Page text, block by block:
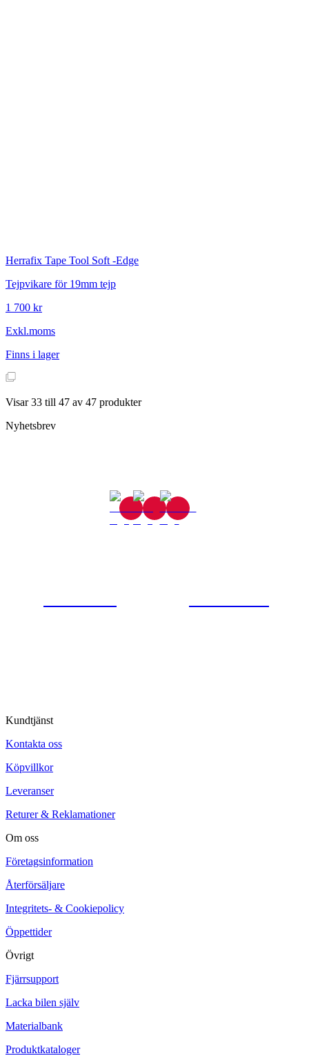
Herrafix Tape Tool Soft -Edge
Tejpvikare för 19mm tejp
1 700 kr
Exkl.moms
Finns i lager
Visar33 till 47 av 47 produkter
Nyhetsbrev
Kundtjänst
Kontakta oss
Köpvillkor
Leveranser
Returer & Reklamationer
Om oss
Företagsinformation
Återförsäljare
Integritets- & Cookiepolicy
Öppettider
Övrigt
Fjärrsupport
Lacka bilen själv
Materialbank
Produktkataloger